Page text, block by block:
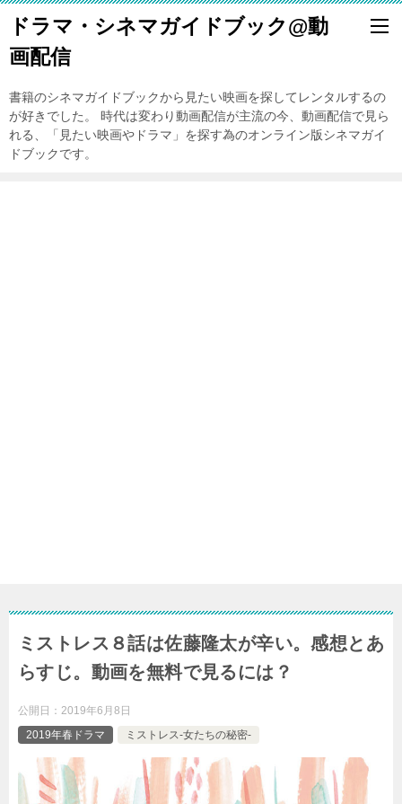
ドラマ・シネマガイドブック@動
画配信
書籍のシネマガイドブックから見たい映画を探してレンタルするの
が好きでした。 時代は変わり動画配信が主流の今、動画配信で見ら
れる、「見たい映画やドラマ」を探す為のオンライン版シネマガイ
ドブックです。
ミストレス８話は佐藤隆太が辛い。感想とあ
らすじ。動画を無料で見るには？
公開日： 2019年6月8日
2019年春ドラマ
ミストレス-女たちの秘密-